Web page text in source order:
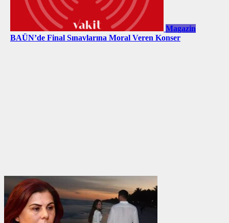
Magazin
BAÜN’de Final Sınavlarına Moral Veren Konser